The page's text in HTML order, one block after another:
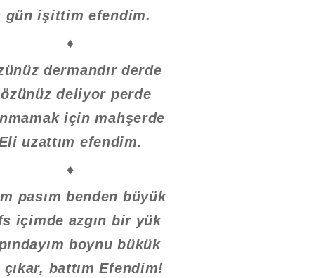
gün işittim efendim.
♦
dermandır derde
deliyor perde
için mahşerde
uzattım efendim.
♦
pasım benden büyük
içimde azgın bir yük
boynu bükük
çıkar, battım Efendim!